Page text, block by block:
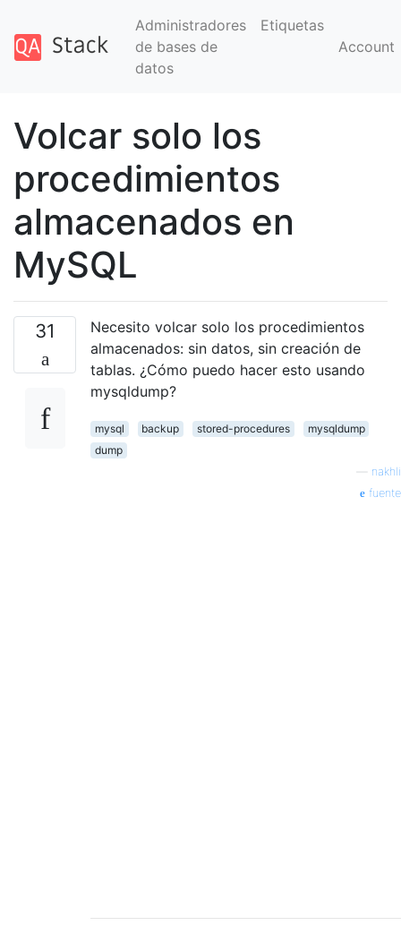
Administradores
de bases de
datos
Etiquetas
Account
Volcar solo los
procedimientos
almacenados en
MySQL
31
Necesito volcar solo los procedimientos
almacenados: sin datos, sin creación de
tablas. ¿Cómo puedo hacer esto usando
mysqldump?
mysql backup stored-procedures
mysqldump
dump
nakhli
fuente